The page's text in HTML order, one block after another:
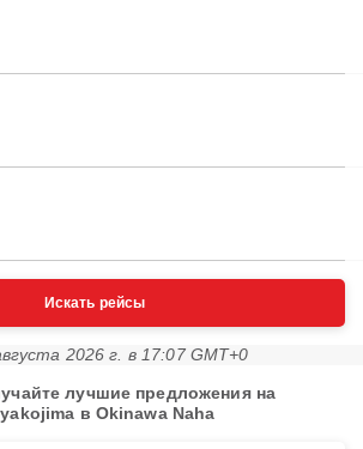
Искать рейсы
2026 г. в 17:07 GMT+0
лучшие предложения на
в Okinawa Naha